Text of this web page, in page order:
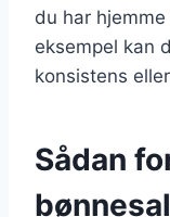
du har
eksempel kan
konsistens
Sådan